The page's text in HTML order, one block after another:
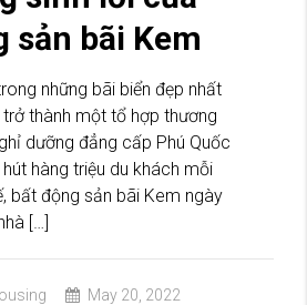
sản bãi Kem
những bãi biển đẹp nhất
trở thành một tổ hợp thương
dưỡng đẳng cấp Phú Quốc
hàng triệu du khách mỗi
bất động sản bãi Kem ngày
[…]
May 20, 2022